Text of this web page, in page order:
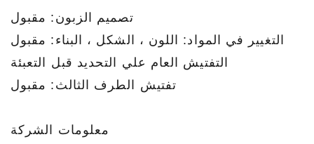
تصميم الزبون: مقبول
التغيير في المواد: اللون ، الشكل ، البناء: مقبول
التفتيش العام علي التحديد قبل التعبئة
تفتيش الطرف الثالث: مقبول
معلومات الشركة